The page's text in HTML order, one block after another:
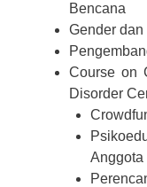
Bencana
Gender
Course on
Disorder
Anggota